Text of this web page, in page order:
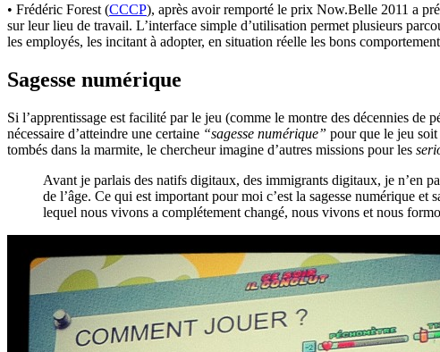
• Frédéric Forest (CCCP), après avoir remporté le prix Now.Belle 2011 a
sur leur lieu de travail. L’interface simple d’utilisation permet plusieurs
les employés, les incitant à adopter, en situation réelle les bons
Sagesse numérique
Si l’apprentissage est facilité par le jeu (comme le montre des décennies de
nécessaire d’atteindre une certaine “sagesse numérique” pour que le jeu
tombés dans la marmite, le chercheur imagine d’autres missions pour les
Avant je parlais des natifs digitaux, des immigrants digitaux, je n’en
de l’âge. Ce qui est important pour moi c’est la sagesse numérique
lequel nous vivons a complétement changé, nous vivons et nous